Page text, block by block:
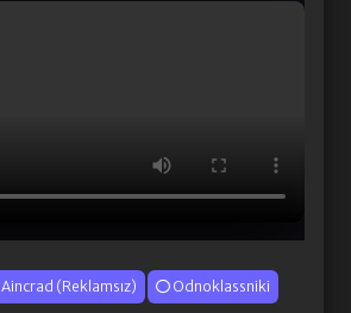
Aincrad (Reklamsız) Odnoklassniki